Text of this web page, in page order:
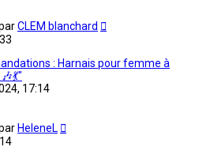
CLEM blanchard
: Harnais pour femme à
17:14
HeleneL